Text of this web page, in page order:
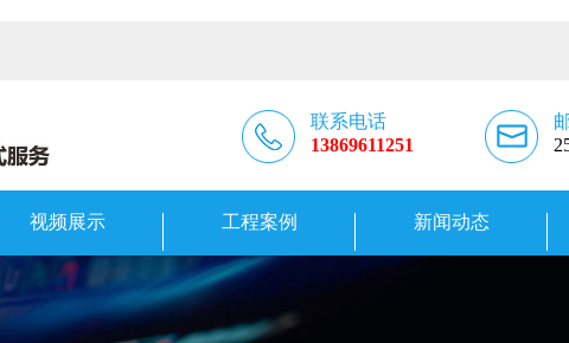
联系电话
13869611251
视频展示 工程案例 新闻动态